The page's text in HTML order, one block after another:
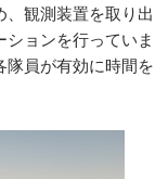
、観測装置を取り出
ョンを行っていま
員が有効に時間を